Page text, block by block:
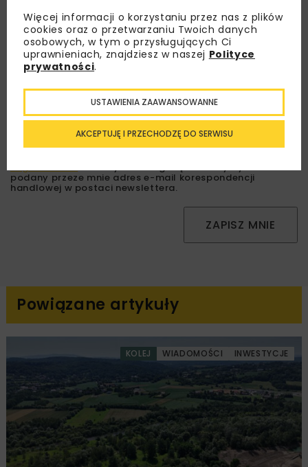
Lubisz wiedzieć więcej?
Zapisz się do newslettera aby otrzymywać od
nas najlepsze informacje branżowe,
zaproszenia na wydarzenia, atrakcyjne oferty i
dedykowane akcje specjalne.
Regulaminemoraz wyrażam zgodę na otrzymywanie na
podany przeze mnie adres e-mail korespondencji
handlowej w postaci newslettera.
ZAPISZ MNIE
Powiązane artykuły
KOLEJ WIADOMOŚCI INWESTYCJE
Więcej informacji o korzystaniu przez nas z plików
cookies oraz o przetwarzaniu Twoich danych
osobowych, w tym o przysługujących Ci
uprawnieniach, znajdziesz w naszej Polityce
prywatności.
AKCEPTUJĘ I PRZECHODZĘ DO SERWISU
USTAWIENIA ZAAWANSOWANNE